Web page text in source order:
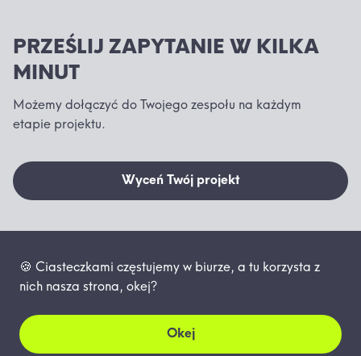
PRZEŚLIJ ZAPYTANIE W KILKA
MINUT
Możemy dołączyć do Twojego zespołu na każdym
etapie projektu.
Wyceń Twój projekt
🍪 Ciasteczkami częstujemy w biurze, a tu korzysta z
nich nasza strona, okej?
Okej
O nas